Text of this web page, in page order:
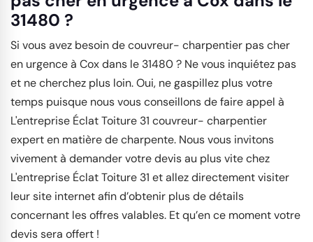
31480 ?
Si vous avez besoin de couvreur- charpentier pas cher
en urgence à Cox dans le 31480 ? Ne vous inquiétez pas
et ne cherchez plus loin. Oui, ne gaspillez plus votre
temps puisque nous vous conseillons de faire appel à
L'entreprise Éclat Toiture 31 couvreur- charpentier
expert en matière de charpente. Nous vous invitons
vivement à demander votre devis au plus vite chez
L'entreprise Éclat Toiture 31 et allez directement visiter
leur site internet afin d’obtenir plus de détails
concernant les offres valables. Et qu’en ce moment votre
devis sera offert !